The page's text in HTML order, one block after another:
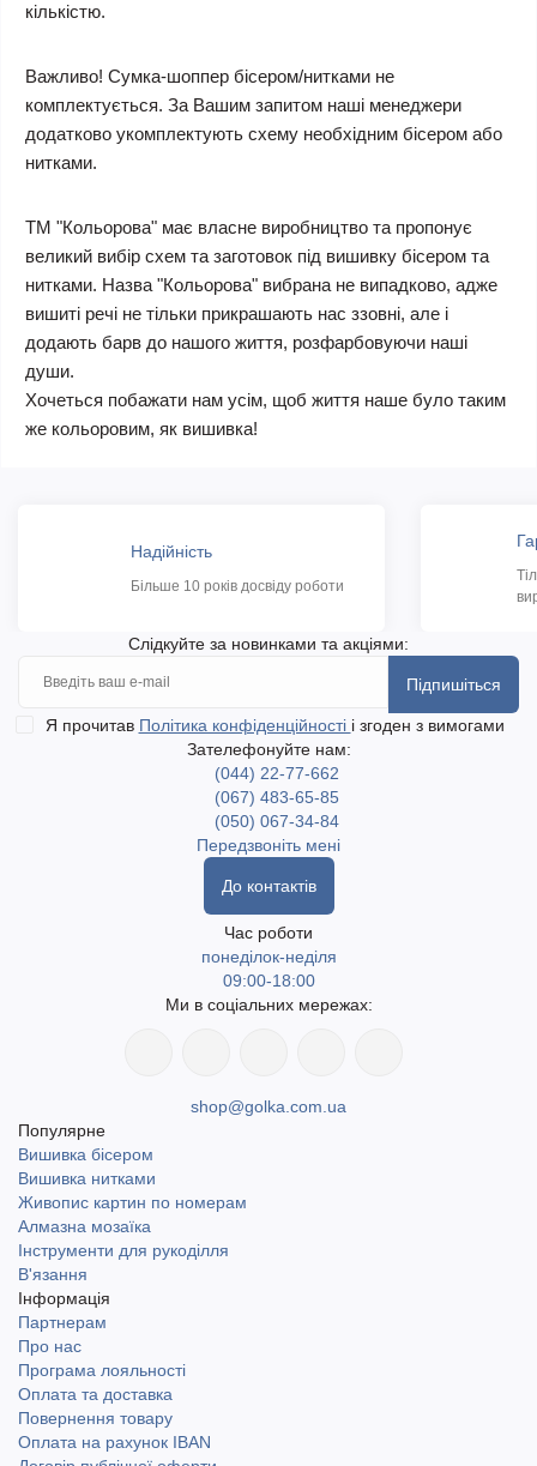
кількістю.
Важливо! Сумка-шоппер бісером/нитками не
комплектується. За Вашим запитом наші менеджери
додатково укомплектують схему необхідним бісером або
нитками.
ТМ "Кольорова" має власне виробництво та пропонує
великий вибір схем та заготовок під вишивку бісером та
нитками. Назва "Кольорова" вибрана не випадково, адже
вишиті речі не тільки прикрашають нас ззовні, але і
додають барв до нашого життя, розфарбовуючи наші
души.
Хочеться побажати нам усім, щоб життя наше було таким
же кольоровим, як вишивка!
Надійність
Більше 10 років досвіду роботи
Слідкуйте за новинками та акціями:
Підпишіться
Я прочитав Політика конфіденційності і згоден з вимогами
Зателефонуйте нам:
(044) 22-77-662
(067) 483-65-85
(050) 067-34-84
Передзвоніть мені
До контактів
Час роботи
понеділок-неділя
09:00-18:00
Ми в соціальних мережах:
shop@golka.com.ua
Популярне
Вишивка бісером
Вишивка нитками
Живопис картин по номерам
Алмазна мозаїка
Інструменти для рукоділля
В'язання
Інформація
Партнерам
Про нас
Програма лояльності
Оплата та доставка
Повернення товару
Оплата на рахунок IBAN